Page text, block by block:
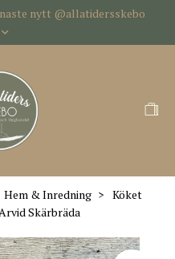
nytt @allatidersskebo
Hem & Inredning
Köket
Skärbräda